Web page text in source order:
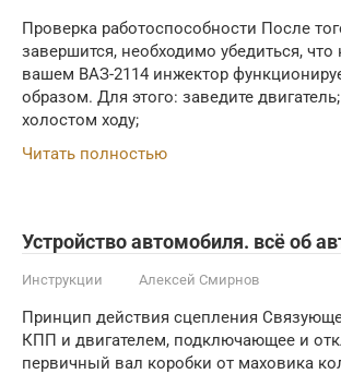
Проверка работоспособности После
завершится, необходимо убедиться,
вашем ВАЗ-2114 инжектор
образом. Для этого: заведите
холостом ходу;
Читать полностью
Устройство автомобиля. всё об
Инструкции Алексей Смирнов
Принцип действия сцепления
КПП и двигателем, подключающее и
первичный вал коробки от маховика